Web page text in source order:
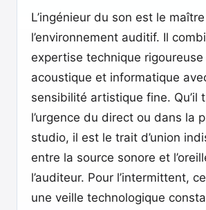
L’ingénieur du son est le
l’environnement auditif. Il
expertise technique rigoureuse
acoustique et informatique
sensibilité artistique fine. Qu’il
l’urgence du direct ou dans la
studio, il est le trait d’union
entre la source sonore et
l’auditeur. Pour l’intermittent,
une veille technologique